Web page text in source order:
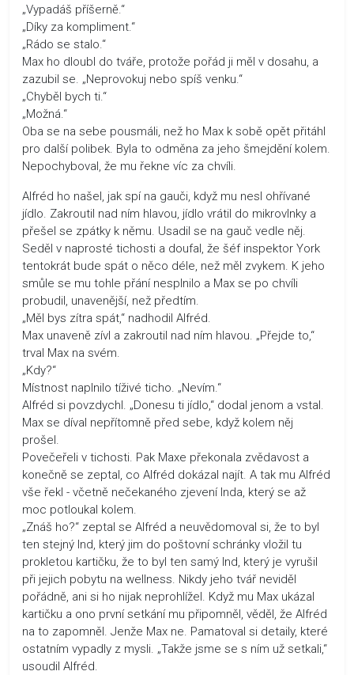
„Vypadáš příšerně.“
„Díky za kompliment.“
„Rádo se stalo.“
Max ho dloubl do tváře, protože pořád ji měl v dosahu, a
zazubil se. „Neprovokuj nebo spíš venku.“
„Chyběl bych ti.“
„Možná.“
Oba se na sebe pousmáli, než ho Max k sobě opět přitáhl
pro další polibek. Byla to odměna za jeho šmejdění kolem.
Nepochyboval, že mu řekne víc za chvíli.
Alfréd ho našel, jak spí na gauči, když mu nesl ohřívané
jídlo. Zakroutil nad ním hlavou, jídlo vrátil do mikrovlnky a
přešel se zpátky k němu. Usadil se na gauč vedle něj.
Seděl v naprosté tichosti a doufal, že šéf inspektor York
tentokrát bude spát o něco déle, než měl zvykem. K jeho
smůle se mu tohle přání nesplnilo a Max se po chvíli
probudil, unavenější, než předtím.
„Měl bys zítra spát,“ nadhodil Alfréd.
Max unaveně zívl a zakroutil nad ním hlavou. „Přejde to,“
trval Max na svém.
„Kdy?“
Místnost naplnilo tíživé ticho. „Nevím.“
Alfréd si povzdychl. „Donesu ti jídlo,“ dodal jenom a vstal.
Max se díval nepřítomně před sebe, když kolem něj
prošel.
Povečeřeli v tichosti. Pak Maxe překonala zvědavost a
konečně se zeptal, co Alfréd dokázal najít. A tak mu Alfréd
vše řekl - včetně nečekaného zjevení Inda, který se až
moc potloukal kolem.
„Znáš ho?“ zeptal se Alfréd a neuvědomoval si, že to byl
ten stejný Ind, který jim do poštovní schránky vložil tu
prokletou kartičku, že to byl ten samý Ind, který je vyrušil
při jejich pobytu na wellness. Nikdy jeho tvář neviděl
pořádně, ani si ho nijak neprohlížel. Když mu Max ukázal
kartičku a ono první setkání mu připomněl, věděl, že Alfréd
na to zapomněl. Jenže Max ne. Pamatoval si detaily, které
ostatním vypadly z mysli. „Takže jsme se s ním už setkali,“
usoudil Alfréd.